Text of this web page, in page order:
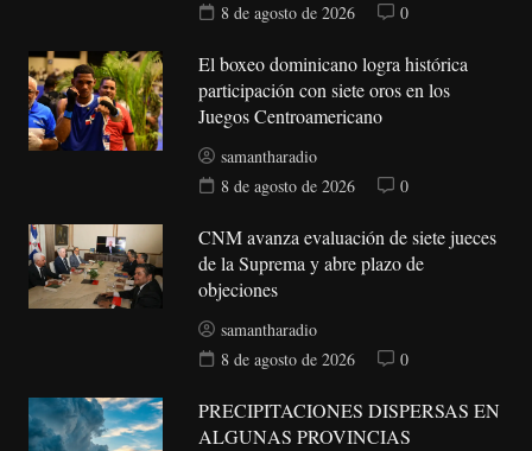
8 de agosto de 2026
0
El boxeo dominicano logra histórica
participación con siete oros en los
Juegos Centroamericano
samantharadio
8 de agosto de 2026
0
CNM avanza evaluación de siete jueces
de la Suprema y abre plazo de
objeciones
samantharadio
8 de agosto de 2026
0
PRECIPITACIONES DISPERSAS EN
ALGUNAS PROVINCIAS